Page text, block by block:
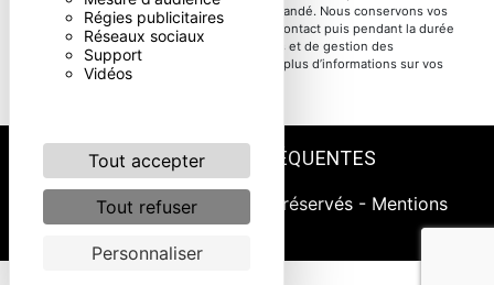
Régies publicitaires
Réseaux sociaux
Support
Vidéos
Tout accepter
Tout refuser
Personnaliser
justificatif d'identité pourra vous être demandé. Nous conservons vos
données pendant la période de prise de contact puis pendant la durée
de prescription légale aux fins probatoires et de gestion des
contentieux. Consultez le site cnil.fr pour plus d’informations sur vos
droits.
RECHERCHES FRÉQUENTES
Vistalid- 2026 - Tous droits réservés - Mentions
légales